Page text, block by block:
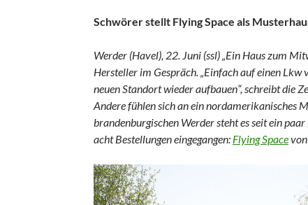
Schwörer stellt Flying Space als
Werder (Havel), 22. Juni (ssl) „Ein Haus zum
Hersteller im Gespräch. „Einfach auf einen Lkw
neuen Standort wieder aufbauen“, schreibt die
Andere fühlen sich an ein nordamerikanisches
brandenburgischen Werder steht es seit ein
acht Bestellungen eingegangen: Flying Space